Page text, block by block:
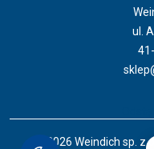
ul.
© 2026 Weindich sp. z